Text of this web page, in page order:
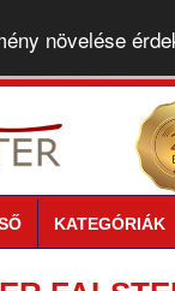
növelése
KATEGÓRIÁK